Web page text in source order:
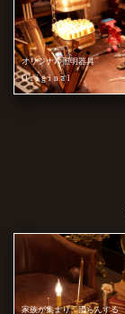
オリジナル照明器具
Original
家族が集まり、団らんする